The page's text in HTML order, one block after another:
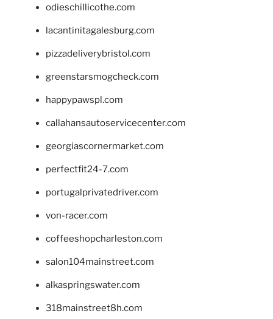
odieschillicothe.com
lacantinitagalesburg.com
pizzadeliverybristol.com
greenstarsmogcheck.com
happypawspl.com
callahansautoservicecenter.com
georgiascornermarket.com
perfectfit24-7.com
portugalprivatedriver.com
von-racer.com
coffeeshopcharleston.com
salon104mainstreet.com
alkaspringswater.com
318mainstreet8h.com